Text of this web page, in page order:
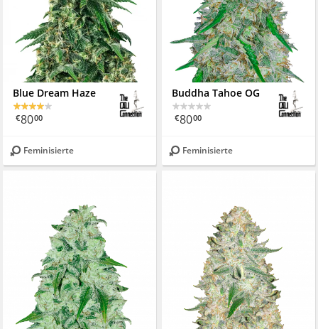
Blue Dream Haze
€8000
Feminisierte
Buddha Tahoe OG
€8000
Feminisierte